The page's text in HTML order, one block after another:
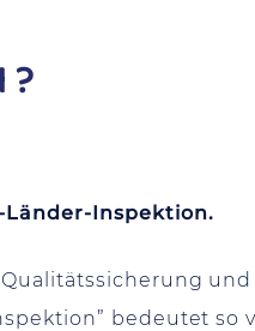
?
Inspektion.
bedeutet